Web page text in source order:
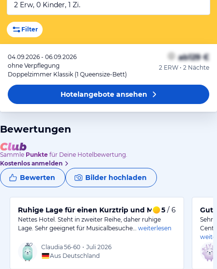
2 Erw, 0 Kinder, 1 Zi.
Filter
04.09.2026 - 06.09.2026
ohne Verpflegung
Doppelzimmer Klassik (1 Queensize-Bett)
ab129 €
2 ERW • 2 Nächte
Hotelangeboteansehen
Bewertungen
Sammle Punkte für Deine Hotelbewertung.
Kostenlos anmelden
Bewerten Bilder hochladen
Ruhige Lage für einen Kurztrip und Musicalbesuche
5 / 6
Nettes Hotel. Steht in zweiter Reihe, daher ruhige
Lage. Sehr geeignet für Musicalbesuche…
weiterlesen
Claudia 56-60 • Juli 2026
Aus Deutschland
Sehr